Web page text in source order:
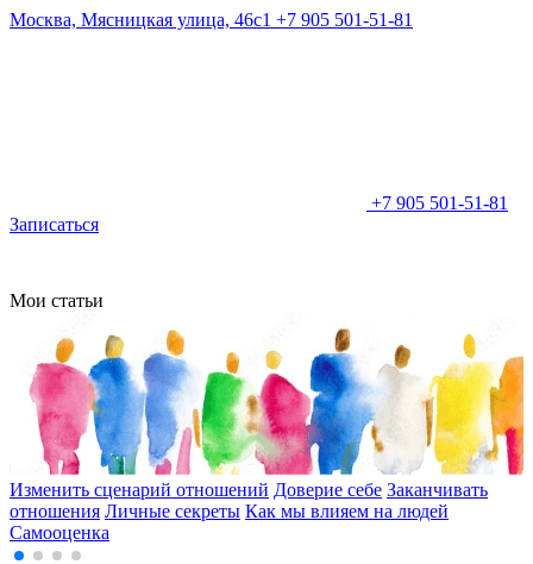
Москва, Мясницкая улица, 46с1 +7 905 501-51-81
+7 905 501-51-81
Записаться
Мои статьи
Изменить сценарий отношений Доверие себе Заканчивать
отношения Личные секреты Как мы влияем на людей
Самооценка